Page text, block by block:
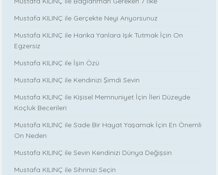
Mustafa KILINÇ ile Gerçekte Neyi Arıyorsunuz
Mustafa KILINÇ ile Harika Yanlara Işık Tutmak İçin On
Egzersiz
Mustafa KILINÇ ile İşin Özü
Mustafa KILINÇ ile Kendinizi Şimdi Sevin
Mustafa KILINÇ ile Kişisel Memnuniyet İçin İleri Düzeyde
Koçluk Becerileri
Mustafa KILINÇ ile Sade Bir Hayat Yaşamak İçin En Önemli
On Neden
Mustafa KILINÇ ile Sevin Kendinizi Dünya Değişsin
Mustafa KILINÇ ile Sihrinizi Seçin